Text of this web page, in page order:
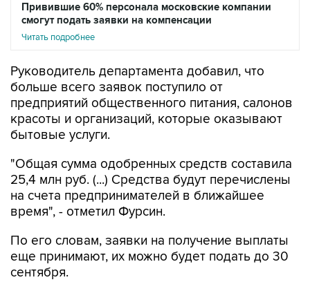
Привившие 60% персонала московские компании
смогут подать заявки на компенсации
Читать подробнее
Руководитель департамента добавил, что
больше всего заявок поступило от
предприятий общественного питания, салонов
красоты и организаций, которые оказывают
бытовые услуги.
"Общая сумма одобренных средств составила
25,4 млн руб. (...) Средства будут перечислены
на счета предпринимателей в ближайшее
время", - отметил Фурсин.
По его словам, заявки на получение выплаты
еще принимают, их можно будет подать до 30
сентября.